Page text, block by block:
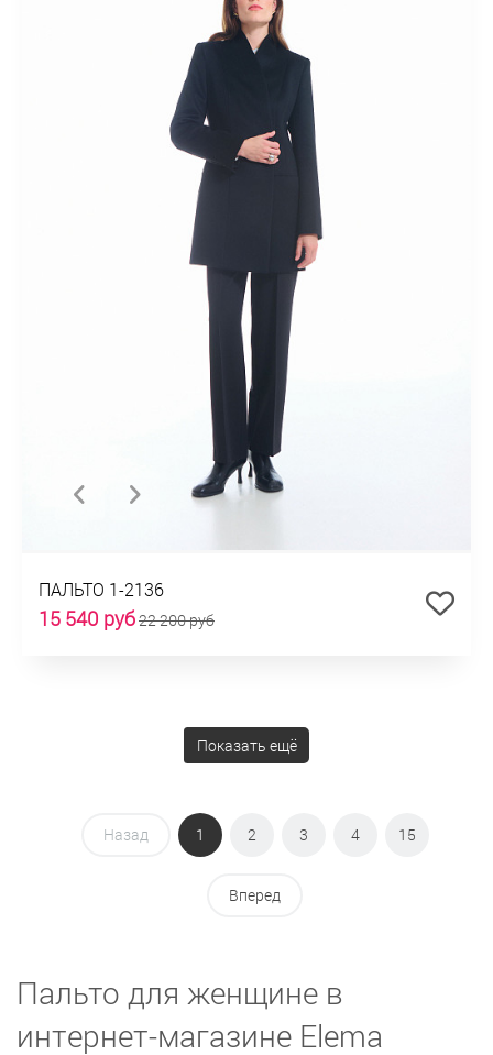
ПАЛЬТО 1-2136
15 540 руб22 200 руб
Показать ещё
Назад 1 2 3 4 15
Вперед
Пальто для женщине в
интернет-магазине Elema